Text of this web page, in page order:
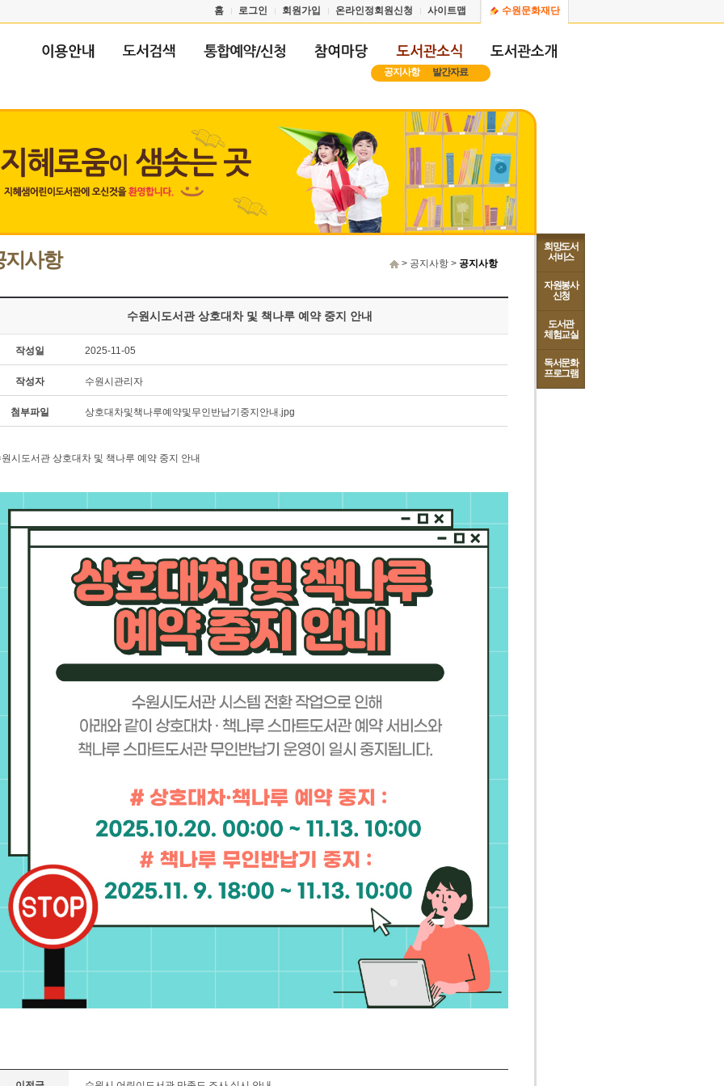
홈 로그인 회원가입 온라인정회원신청 사이트맵 수원문화재단
공지사항 발간자료
> 공지사항 > 공지사항
지사항
수원시도서관 상호대차 및 책나루 예약 중지 안내
작성일 2025-11-05
작성자 수원시관리자
첨부파일 상호대차및책나루예약및무인반납기중지안내.jpg
시도서관 상호대차 및 책나루 예약 중지 안내
희망도서
서비스
자원봉사
신청
도서관
체험교실
독서문화
프로그램